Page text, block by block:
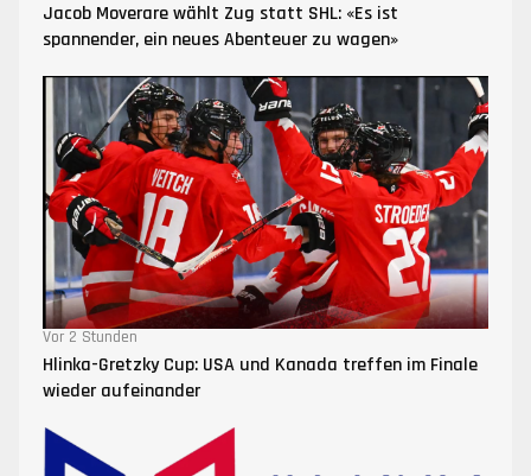
Jacob Moverare wählt Zug statt SHL: «Es ist
spannender, ein neues Abenteuer zu wagen»
Vor 2 Stunden
Hlinka-Gretzky Cup: USA und Kanada treffen im Finale
wieder aufeinander